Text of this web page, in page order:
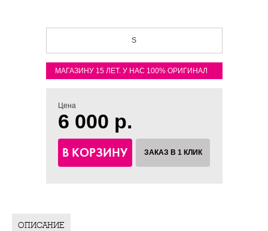
S
МАГАЗИНУ 15 ЛЕТ. У НАС 100% ОРИГИНАЛ
Цена
6 000 р.
В КОРЗИНУ ЗАКАЗ В 1 КЛИК
ОПИСАНИЕ